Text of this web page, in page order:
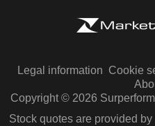
Legal information Cookie
Copyright © 2026
Stock quotes are provided